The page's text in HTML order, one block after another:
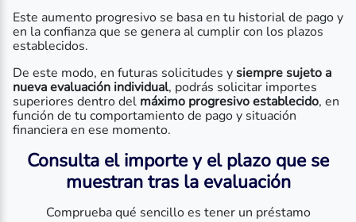
Este aumento progresivo se basa en tu historial de pago y
en la confianza que se genera al cumplir con los plazos
establecidos.
De este modo, en futuras solicitudes ysiempre sujeto a
nueva evaluación individual, podrás solicitar importes
superiores dentro del máximo progresivo establecido, en
función de tu comportamiento de pago y situación
financiera en ese momento.
Consulta el importe y el plazo que se
muestran tras la evaluación
Comprueba qué sencillo es tener un préstamo